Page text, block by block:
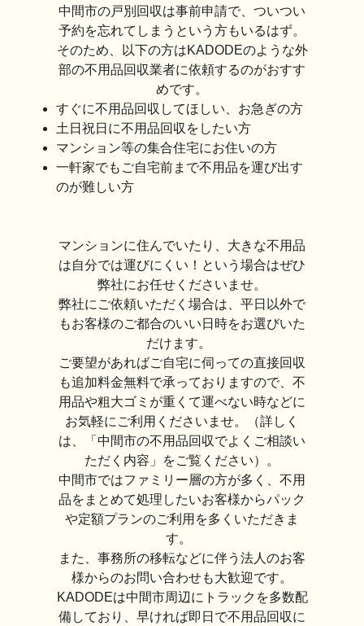
中間市の戸別回収は事前申請で、ついつい
予約を忘れてしまうという方もいるはず。
そのため、以下の方はKADODEのような外
部の不用品回収業者に依頼するのがおすす
めです。
すぐに不用品回収してほしい、お急ぎの方
土日祝日に不用品回収をしたい方
マンション等の集合住宅にお住いの方
一軒家でもご自宅前まで不用品を運び出す
のが難しい方
マンションに住んでいたり、大きな不用品
は自分では運びにくい！という場合はぜひ
弊社にお任せくださいませ。
弊社にご依頼いただく場合は、平日以外で
もお客様のご都合のいい日時をお選びいた
だけます。
ご要望があればご自宅に伺っての直接回収
も追加料金無料で承っておりますので、不
用品や粗大ゴミが重くて運べない時などに
お気軽にご利用くださいませ。（詳しく
は、「中間市の不用品回収でよくご相談い
ただく内容」をご覧ください）。
中間市ではファミリー層の方が多く、不用
品をまとめて処理したいお客様からパック
や定額プランのご利用を多くいただきま
す。
また、事務所の移転などに伴う法人のお客
様からのお問い合わせも大歓迎です。
KADODEは中間市周辺にトラックを多数配
備しており、早ければ即日で不用品回収に